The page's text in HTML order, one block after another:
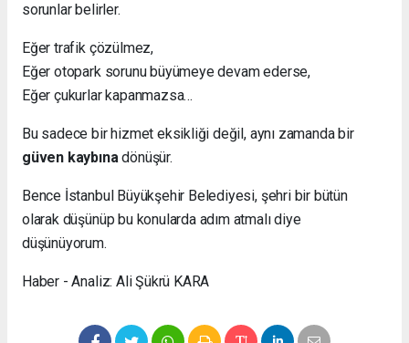
sorunlar belirler.
Eğer trafik çözülmez,
Eğer otopark sorunu büyümeye devam ederse,
Eğer çukurlar kapanmazsa…
Bu sadece bir hizmet eksikliği değil, aynı zamanda bir
güven kaybınadönüşür.
Bence İstanbul Büyükşehir Belediyesi, şehri bir bütün
olarak düşünüp bu konularda adım atmalı diye
düşünüyorum.
Haber - Analiz: Ali Şükrü KARA